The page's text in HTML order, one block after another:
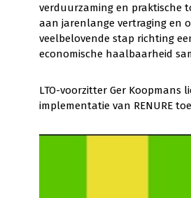
verduurzaming en praktische
aan jarenlange vertraging en
veelbelovende stap richting
economische haalbaarheid
LTO-voorzitter Ger
implementatie van RENURE